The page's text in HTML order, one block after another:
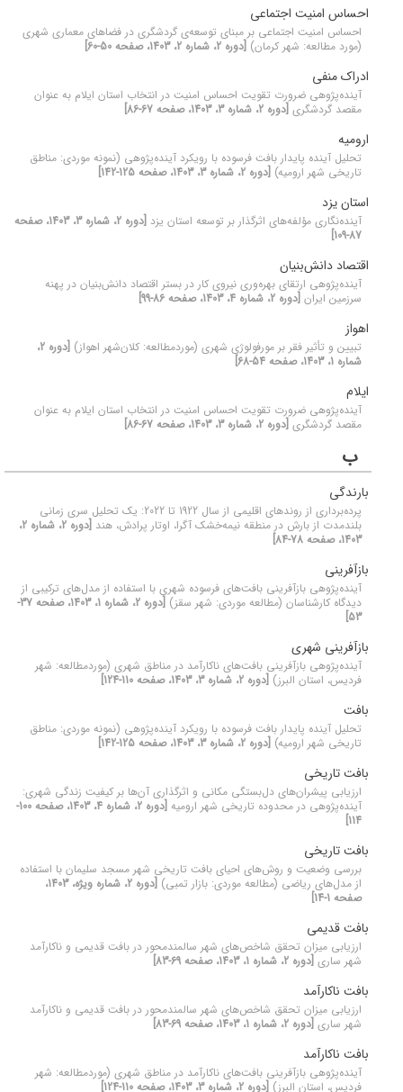
احساس امنیت اجتماعی
احساس امنیت اجتماعی بر مبنای توسعه‌ی گردشگری در فضاهای معماری شهری
(مورد مطالعه: شهر کرمان) [دوره 2، شماره 2، 1403، صفحه 50-60]
ادراک منفی
آینده‌پژوهی ضرورت تقویت احساس امنیت در انتخاب استان ایلام به عنوان
مقصد گردشگری [دوره 2، شماره 3، 1403، صفحه 67-86]
ارومیه
تحلیل آینده پایدار بافت فرسوده با رویکرد آینده‌پژوهی (نمونه موردی: مناطق
تاریخی شهر ارومیه) [دوره 2، شماره 3، 1403، صفحه 125-142]
استان یزد
آینده‌نگاری مؤلفه‌های اثرگذار بر توسعه استان یزد
[دوره 2، شماره 3، 1403، صفحه
87-109]
اقتصاد ‌‌دانش‌بنیان
آینده‌پژوهی ارتقای بهره‌وری نیروی کار در بستر اقتصاد دانش‌بنیان در پهنه
سرزمین ایران [دوره 2، شماره 4، 1403، صفحه 86-99]
اهواز
تبیین و تأثیر فقر بر مورفولوژی شهری (موردمطالعه: کلان‌شهر اهواز)
[دوره 2،
شماره 1، 1403، صفحه 54-68]
ایلام
آینده‌پژوهی ضرورت تقویت احساس امنیت در انتخاب استان ایلام به عنوان
مقصد گردشگری [دوره 2، شماره 3، 1403، صفحه 67-86]
ب
بارندگی
پرده‌برداری از روندهای اقلیمی از سال 1922 تا 2022: یک تحلیل سری زمانی
بلندمدت از بارش در منطقه نیمه‌خشک آگرا، اوتار پرادش، هند
[دوره 2، شماره 2،
1403، صفحه 78-84]
بازآفرینی
آینده‌پژوهی بازآفرینی بافت‌های فرسوده شهری با استفاده از مدل‌های ترکیبی از
دیدگاه کارشناسان (مطالعه موردی: شهر سقز)
[دوره 2، شماره 1، 1403، صفحه 37-
53]
بازآفرینی شهری
آینده‌پژوهی بازآفرینی بافت‌های ناکارآمد در مناطق شهری (موردمطالعه: شهر
فردیس، استان البرز) [دوره 2، شماره 3، 1403، صفحه 110-124]
بافت
تحلیل آینده پایدار بافت فرسوده با رویکرد آینده‌پژوهی (نمونه موردی: مناطق
تاریخی شهر ارومیه) [دوره 2، شماره 3، 1403، صفحه 125-142]
بافت تاریخی
ارزیابی پیشران‌های دل‌بستگی مکانی و اثرگذاری آن‌ها بر کیفیت زندگی شهری:
آینده‌پژوهی در محدوده تاریخی شهر ارومیه
[دوره 2، شماره 4، 1403، صفحه 100-
114]
بافت تاریخی
بررسی وضعیت و روش‌های احیای بافت تاریخی شهر مسجد سلیمان با استفاده
از مدل‌های ریاضی (مطالعه موردی: بازار تمبی)
[دوره 2، شماره ویژه، 1403،
صفحه 1-14]
بافت قدیمی
ارزیابی میزان تحقق شاخص‌های شهر سالمندمحور در بافت قدیمی و ناکارآمد
شهر ساری [دوره 2، شماره 1، 1403، صفحه 69-83]
بافت ناکارآمد
ارزیابی میزان تحقق شاخص‌های شهر سالمندمحور در بافت قدیمی و ناکارآمد
شهر ساری [دوره 2، شماره 1، 1403، صفحه 69-83]
بافت ناکارآمد
آینده‌پژوهی بازآفرینی بافت‌های ناکارآمد در مناطق شهری (موردمطالعه: شهر
فردیس، استان البرز) [دوره 2، شماره 3، 1403، صفحه 110-124]